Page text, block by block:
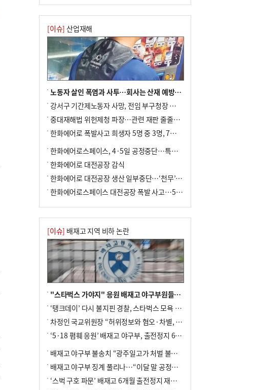
10 수사독점 책임 커진 경찰, 방치사건 해결 부
랴부랴 속도전
[이슈] 산업재해
노동자 살인 폭염과 사투…회사는 산재 예방·전기료 절감 전력
강서구 기간제노동자 사망, 전임 부구청장 檢 송치
중대재해법 위헌제청 파장…관련 재판 줄줄이 브레이크
한화에어로 폭발사고 희생자 5명 중 3명, 7일 영면
한화에어로스페이스, 4·5일 공정중단…특별 안전점검
한화에어로 대전공장 감식
한화에어로 대전공장 생산 일부중단…‘천무’ 수출 비상
한화에어로스페이스 대전공장 폭발 사고…5명 사망·2명 부상(종합)
[이슈] 배재고 지역 비하 논란
"스타벅스 가야지" 응원 배재고 야구부원들, 학교서 징계 처분
‘탱크데이’ 다시 불지핀 경찰, 스타벅스 모욕 혐의 압수수색
차정인 국교위원장 “허위정보와 혐오·차별, 학교 교실까지 유입"
‘5·18 폄훼 응원’ 배재고 야구부, 출전정지 6개월→1개월 감경
배재고 야구부 불송치 “광주일고가 처벌 불원 의사 표해”
배재고 야구부 징계 풀리나…“이달 말 공정위서 재심의”
‘스벅 구호 파문’ 배재고 6개월 출전정지 재심 신청키로